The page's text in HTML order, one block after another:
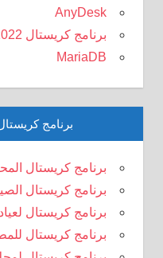
AnyDesk
برنامج كريستال 2022
MariaDB
برنامج
برنامج كريستال
برنامج كريستال
برنامج كريستال
برنامج كريستال